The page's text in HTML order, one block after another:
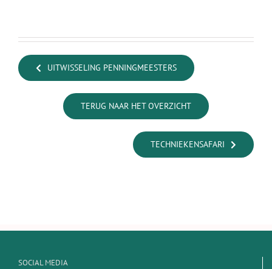
UITWISSELING PENNINGMEESTERS
TERUG NAAR HET OVERZICHT
TECHNIEKENSAFARI
SOCIAL MEDIA